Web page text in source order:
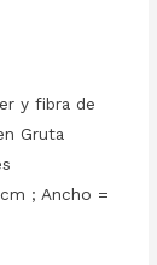
y fibra de
Gruta
; Ancho =